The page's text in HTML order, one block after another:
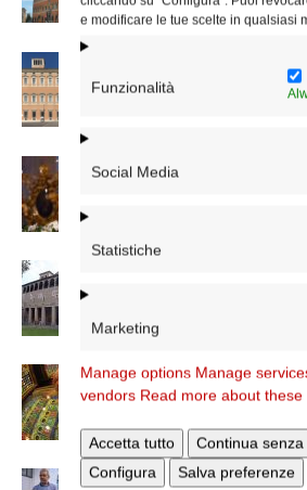
e modificare le tue scelte in qualsiasi
Funzionalità
Social Media
Statistiche
Marketing
Manage options Manage
vendors Read more about
Accetta tutto
Continua
Configura
Salva preferenze
Chiusura estiva
Roma
La Madonna della
Azzardo: a Termini il
Caritas
A San Saba la Messa